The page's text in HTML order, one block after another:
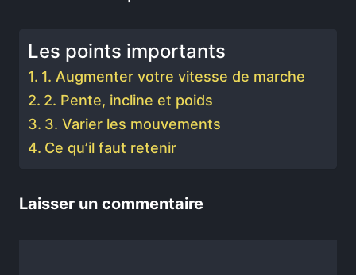
Les points importants
1. Augmenter votre vitesse de marche
2. Pente, incline et poids
3. Varier les mouvements
Ce qu’il faut retenir
Laisser un commentaire